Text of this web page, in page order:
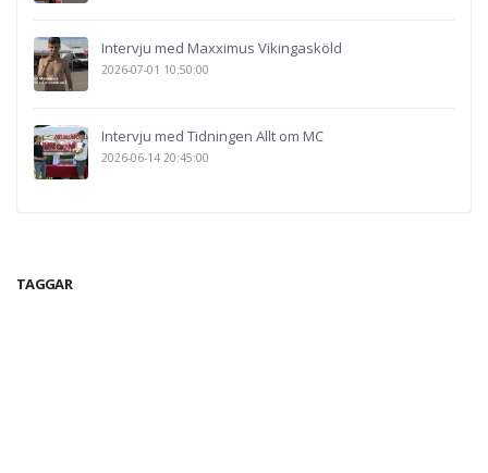
Intervju med Maxximus Vikingasköld
2026-07-01 10:50:00
Intervju med Tidningen Allt om MC
2026-06-14 20:45:00
TAGGAR